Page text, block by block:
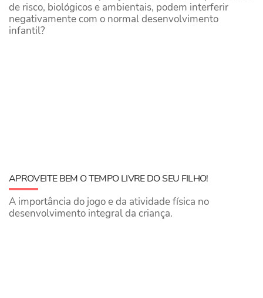
de risco, biológicos e ambientais, podem interferir
negativamente com o normal desenvolvimento
infantil?
APROVEITE BEM O TEMPO LIVRE DO SEU FILHO!
A importância do jogo e da atividade física no
desenvolvimento integral da criança.